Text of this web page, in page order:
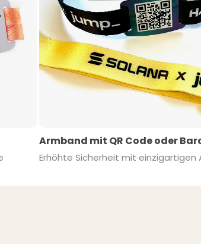
Armband mit QR Code oder
Erhöhte Sicherheit mit einzigartigen